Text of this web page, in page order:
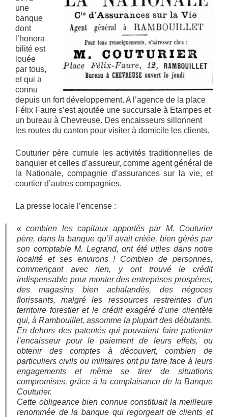
une
banque
dont
l’honora
bilité est
louée
par tous,
et qui a
connu
depuis un fort développement. A l’agence de la place
Félix Faure s’est ajoutée une succursale à Etampes et
un bureau à Chevreuse. Des encaisseurs sillonnent
les routes du canton pour visiter à domicile les clients.
Couturier père cumule les activités traditionnelles de
banquier et celles d’assureur, comme agent général de
la Nationale, compagnie d’assurances sur la vie, et
courtier d’autres compagnies.
La presse locale l’encense :
« combien les capitaux apportés par M. Couturier
père, dans la banque qu’il avait créée, bien gérés par
son comptable M. Legrand, ont été utiles dans notre
localité et ses environs ! Combien de personnes,
commençant avec rien, y ont trouvé le crédit
indispensable pour monter des entreprises prospères,
des magasins bien achalandés, des négoces
florissants, malgré les ressources restreintes d’un
territoire forestier et le crédit exagéré d’une clientèle
qui, à Rambouillet, assomme la plupart des débutants.
En dehors des patentés qui pouvaient faire patienter
l’encaisseur pour le paiement de leurs effets, ou
obtenir des comptes à découvert, combien de
particuliers civils ou militaires ont pu faire face à leurs
engagements et même se tirer de situations
compromises, grâce à la complaisance de la Banque
Couturier.
Cette obligeance bien connue constituait la meilleure
renommée de la banque qui regorgeait de clients et